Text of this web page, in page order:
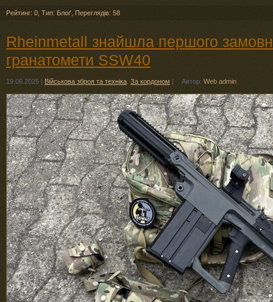
Рейтинг: 0 Тип: Блоґ Переглядів: 58
Rheinmetall знайшла першого
гранатомети SSW40
19.06.2025 | Військова зброя та техніка За кордоном | Автор: Web admin